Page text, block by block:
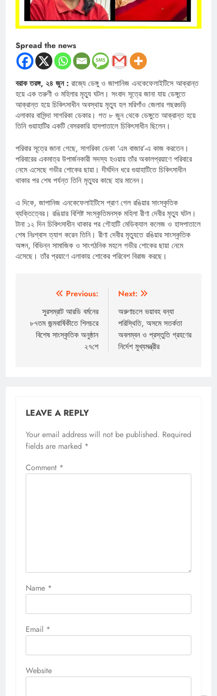
Spread the news
বরাক তরঙ্গ, ২৪ জুন : রাজ্যে ডেঙ্গু ও জাপানিজ এনকেফেলাইটিসে আক্রান্ত
হয়ে এক তরুণী ও মহিলার মৃত্যু ঘটল। সংবাদ সূত্রে জানা যায় ডেঙ্গুতে
আক্রান্ত হয়ে চিকিৎসাধীন অবস্থায় মৃত্যু হল মরিগাঁও জেলার গছরগুড়ি
এলাকার বাসিন্দা সাগরিকা ডেকার। গত ৮ জুন থেকে ডেঙ্গুতে আক্রান্ত হয়ে
তিনি গুয়াহাটির একটি বেসরকারি হাসপাতালে চিকিৎসাধীন ছিলেন।
পরিবার সূত্রে জানা গেছে, সাগরিকা ডেকা ‘এম বাজার’-এ কাজ করতেন।
পরিবারের একমাত্র উপার্জনকারী সদস্য হওয়ায় তাঁর অকালপ্রয়াণে পরিবারে
নেমে এসেছে গভীর শোকের ছায়া। দীর্ঘদিন ধরে গুয়াহাটিতে চিকিৎসাধীন
থাকার পর শেষ পর্যন্ত তিনি মৃত্যুর কাছে হার মানেন।
এ দিকে, জাপানিজ এনকেফেলাইটিসে প্রাণ গেল রঙিয়ার সাংস্কৃতিক
ব্যক্তিত্বের। রঙিয়ার বিশিষ্ট সংস্কৃতিমনস্ক মহিলা রীণা দেবীর মৃত্যু ঘটল।
টানা ১২ দিন চিকিৎসাধীন থাকার পর গৌহাটি মেডিক্যাল কলেজ ও হাসপাতালে
শেষ নিঃশ্বাস ত্যাগ করেন তিনি। রীণা দেবীর মৃত্যুতে রঙিয়ার সাংস্কৃতিক
অঙ্গন, বিভিন্ন সামাজিক ও সাংগঠনিক মহলে গভীর শোকের ছায়া নেমে
এসেছে। তাঁর প্রয়াণে এলাকায় শোকের পরিবেশ বিরাজ করছে।
navigation
Previous:
সুরসম্রাট আরডি বর্মনের
৮৭তম জন্মবার্ষিকীতে শিলচরে
বিশেষ সাংস্কৃতিক অনুষ্ঠান
২৭শে
Next:
অরুণাচলে ভয়াবহ বন্যা
পরিস্থিতি, অসমে সতর্কতা
অবলম্বন ও প্রস্তুতি গ্রহণের
নির্দেশ মুখ্যমন্ত্রীর
LEAVE A REPLY
Your email address will not be published. Required
fields are marked *
Comment *
Name *
Email *
Website